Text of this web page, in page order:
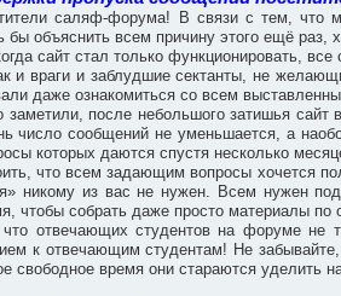
саляф-форума! В связи с тем, что
бы объяснить всем причину этого ещё раз,
сайт стал только функционировать,
и враги и заблудшие сектанты, не
даже ознакомиться со всем
заметили, после небольшого затишья
число сообщений не уменьшается, а
которых даются спустя несколько
что всем задающим вопросы хочется
никому из вас не нужен. Всем нужен
чтобы собрать даже просто материалы по
отвечающих студентов на форуме не
к отвечающим студентам! Не
свободное время они стараются уделить